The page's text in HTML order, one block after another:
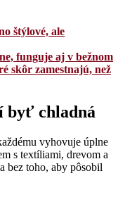
štýlové, ale
funguje aj v bežnom
skôr zamestnajú, než
byť chladná
vyhovuje úplne
s textíliami, drevom a
bez toho, aby pôsobil